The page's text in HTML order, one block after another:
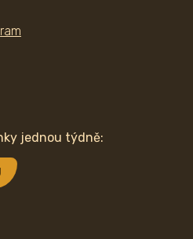
jednou týdně: